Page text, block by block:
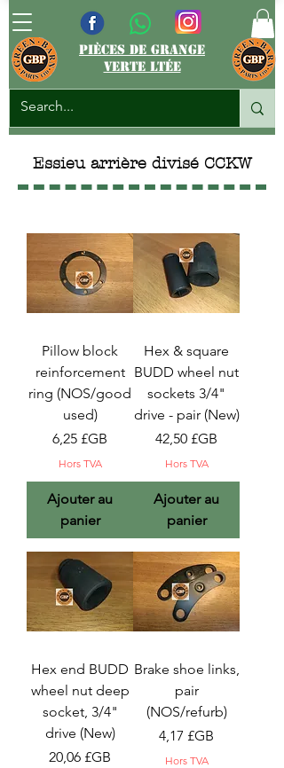
pièces de grange
verte ltée
Essieu arrière divisé CCKW
Pillow block
reinforcement
ring (NOS/good
used)
Prix
6,25 £GB
Hors TVA
Ajouter au
panier
Hex & square
BUDD wheel nut
sockets 3/4"
drive - pair (New)
Prix
42,50 £GB
Hors TVA
Ajouter au
panier
Hex end BUDD
wheel nut deep
socket, 3/4"
drive (New)
Prix
20,06 £GB
Brake shoe links,
pair
(NOS/refurb)
Prix
4,17 £GB
Hors TVA